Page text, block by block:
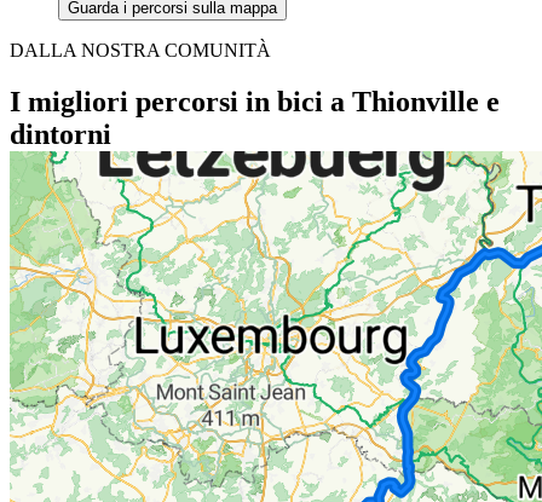
Guarda i percorsi sulla mappa
DALLA NOSTRA COMUNITÀ
I migliori percorsi in bici a Thionville e
dintorni